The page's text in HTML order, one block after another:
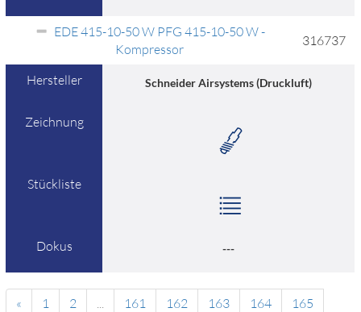
EDE 415-10-50 W PFG 415-10-50 W -
Kompressor
316737
Hersteller Schneider Airsystems (Druckluft)
Zeichnung
Stückliste
Dokus ---
« 1 2 ... 161 162 163 164
165